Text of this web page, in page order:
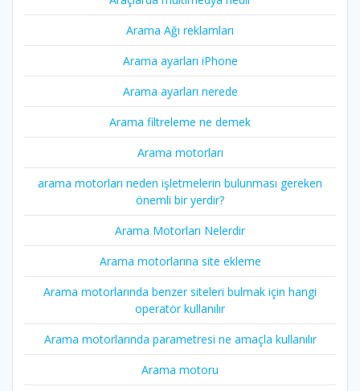
Arama Ağı reklamları
Arama ayarları iPhone
Arama ayarları nerede
Arama filtreleme ne demek
Arama motorları
arama motorları neden işletmelerin bulunması gereken
önemli bir yerdir?
Arama Motorları Nelerdir
Arama motorlarına site ekleme
Arama motorlarında benzer siteleri bulmak için hangi
operatör kullanılır
Arama motorlarında parametresi ne amaçla kullanılır
Arama motoru